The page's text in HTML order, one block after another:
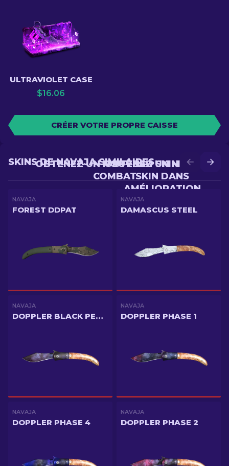
ULTRAVIOLET CASE
$16.06
CRÉER VOTRE PROPRE CAISSE
OBTENEZ UN MEILLEUR
SKIN DANS
AMÉLIORATION
OBTENEZ UN NOUVEAU SKIN EN
COMBAT
SKINS DE NAVAJA SIMILAIRES
NAVAJA
FOREST DDPAT
NAVAJA
DAMASCUS STEEL
NAVAJA
DOPPLER BLACK PEARL
NAVAJA
DOPPLER PHASE 1
NAVAJA
DOPPLER PHASE 4
NAVAJA
DOPPLER PHASE 2